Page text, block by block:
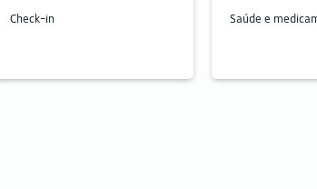
Check-in Saúde e